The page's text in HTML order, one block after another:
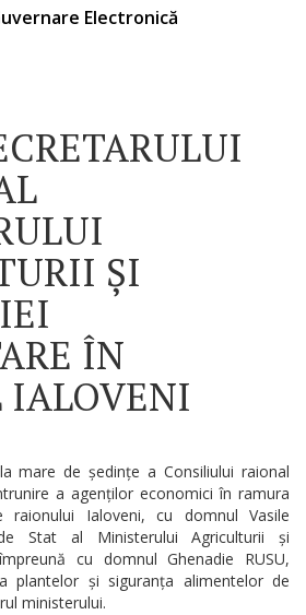
Electronică
ȘI
ÎN
IALOVENI
mare de ședințe a Consiliului raional
a agenților economici în ramura
raionului Ialoveni, cu domnul Vasile
Stat al Ministerului Agriculturii și
cu domnul Ghenadie RUSU,
plantelor și siguranța alimentelor de
ministerului.